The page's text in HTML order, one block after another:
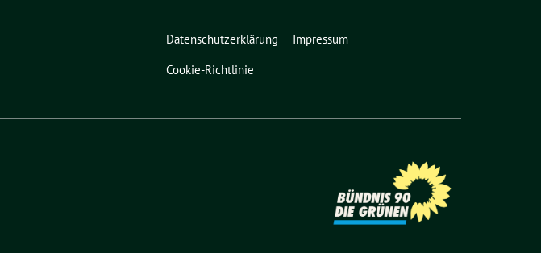
Datenschutzerklärung
Impressum
Cookie-Richtlinie